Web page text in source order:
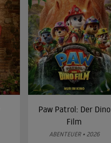
Paw Patrol: Der Dino
Film
ABENTEUER • 2026